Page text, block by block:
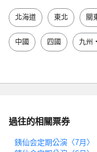
北海道 東北 關
中國 四國 九州
過往的相關票券
銕仙会定期公演〈7月〉